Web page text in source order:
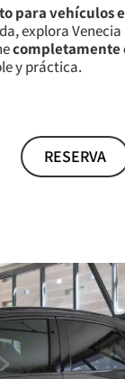
para vehículos
explora
completamente
y práctica.
RESERVA